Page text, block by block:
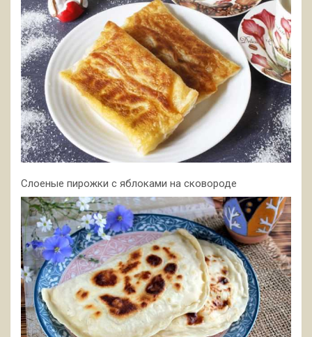
Слоеные пирожки с яблоками на сковороде